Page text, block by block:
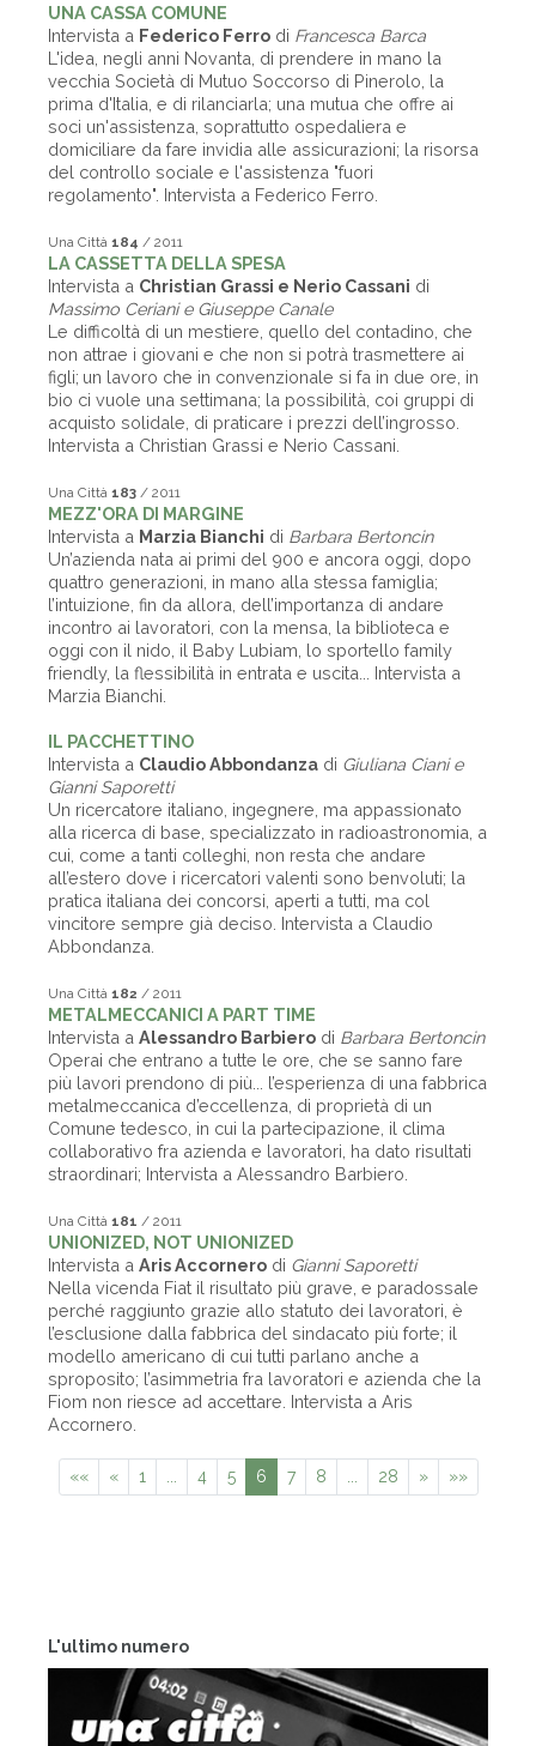
L'ultimo numero
UNA CASSA COMUNE
Intervista a Federico Ferro di Francesca Barca
L'idea, negli anni Novanta, di prendere in mano la
vecchia Società di Mutuo Soccorso di Pinerolo, la
prima d'Italia, e di rilanciarla; una mutua che offre ai
soci un'assistenza, soprattutto ospedaliera e
domiciliare da fare invidia alle assicurazioni; la risorsa
del controllo sociale e l'assistenza "fuori
regolamento". Intervista a Federico Ferro.
Una Città 184 / 2011
LA CASSETTA DELLA SPESA
Intervista a Christian Grassi e Nerio Cassani di
Massimo Ceriani e Giuseppe Canale
Le difficoltà di un mestiere, quello del contadino, che
non attrae i giovani e che non si potrà trasmettere ai
figli; un lavoro che in convenzionale si fa in due ore, in
bio ci vuole una settimana; la possibilità, coi gruppi di
acquisto solidale, di praticare i prezzi dell’ingrosso.
Intervista a Christian Grassi e Nerio Cassani.
Una Città 183 / 2011
MEZZ'ORA DI MARGINE
Intervista a Marzia Bianchi di Barbara Bertoncin
Un’azienda nata ai primi del 900 e ancora oggi, dopo
quattro generazioni, in mano alla stessa famiglia;
l’intuizione, fin da allora, dell’importanza di andare
incontro ai lavoratori, con la mensa, la biblioteca e
oggi con il nido, il Baby Lubiam, lo sportello family
friendly, la flessibilità in entrata e uscita... Intervista a
Marzia Bianchi.
IL PACCHETTINO
Intervista a Claudio Abbondanza di Giuliana Ciani e
Gianni Saporetti
Un ricercatore italiano, ingegnere, ma appassionato
alla ricerca di base, specializzato in radioastronomia, a
cui, come a tanti colleghi, non resta che andare
all’estero dove i ricercatori valenti sono benvoluti; la
pratica italiana dei concorsi, aperti a tutti, ma col
vincitore sempre già deciso. Intervista a Claudio
Abbondanza.
Una Città 182 / 2011
METALMECCANICI A PART TIME
Intervista a Alessandro Barbiero di Barbara Bertoncin
Operai che entrano a tutte le ore, che se sanno fare
più lavori prendono di più... l’esperienza di una fabbrica
metalmeccanica d’eccellenza, di proprietà di un
Comune tedesco, in cui la partecipazione, il clima
collaborativo fra azienda e lavoratori, ha dato risultati
straordinari; Intervista a Alessandro Barbiero.
Una Città 181 / 2011
UNIONIZED, NOT UNIONIZED
Intervista a Aris Accornero di Gianni Saporetti
Nella vicenda Fiat il risultato più grave, e paradossale
perché raggiunto grazie allo statuto dei lavoratori, è
l’esclusione dalla fabbrica del sindacato più forte; il
modello americano di cui tutti parlano anche a
sproposito; l’asimmetria fra lavoratori e azienda che la
Fiom non riesce ad accettare. Intervista a Aris
Accornero.
«« « 1 4 5 6 7 8 28 » »»